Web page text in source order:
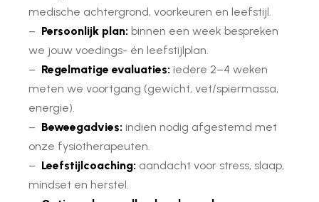
medische achtergrond, voorkeuren en leefstijl.
– Persoonlijk plan: binnen een week bespreken
we jouw voedings- én leefstijlplan.
– Regelmatige evaluaties: iedere 2–4 weken
meten we voortgang (gewicht, vet/spiermassa,
energie).
– Beweegadvies: indien nodig afgestemd met
onze fysiotherapeuten.
– Leefstijlcoaching: aandacht voor stress, slaap,
mindset en herstel.